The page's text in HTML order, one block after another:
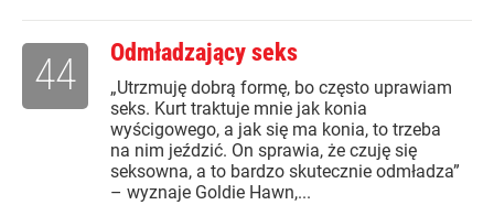
Odmładzający seks
„Utrzmuję dobrą formę, bo często uprawiam
seks. Kurt traktuje mnie jak konia
wyścigowego, a jak się ma konia, to trzeba
na nim jeździć. On sprawia, że czuję się
seksowna, a to bardzo skutecznie odmładza”
– wyznaje Goldie Hawn,...
44